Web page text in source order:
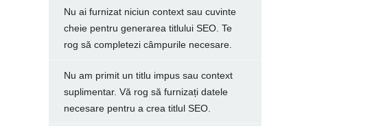
Nu ai furnizat niciun context sau cuvinte
cheie pentru generarea titlului SEO. Te
rog să completezi câmpurile necesare.
Nu am primit un titlu impus sau context
suplimentar. Vă rog să furnizați datele
necesare pentru a crea titlul SEO.